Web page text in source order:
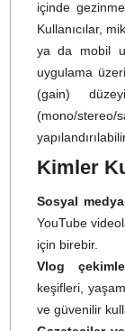
Tasarım
2, cepte ya
Ürünün şarj
kalmaz,
2900mAh
cihaz ise
15
iOS
adaptörü
ya da
üzerindeki
içinde